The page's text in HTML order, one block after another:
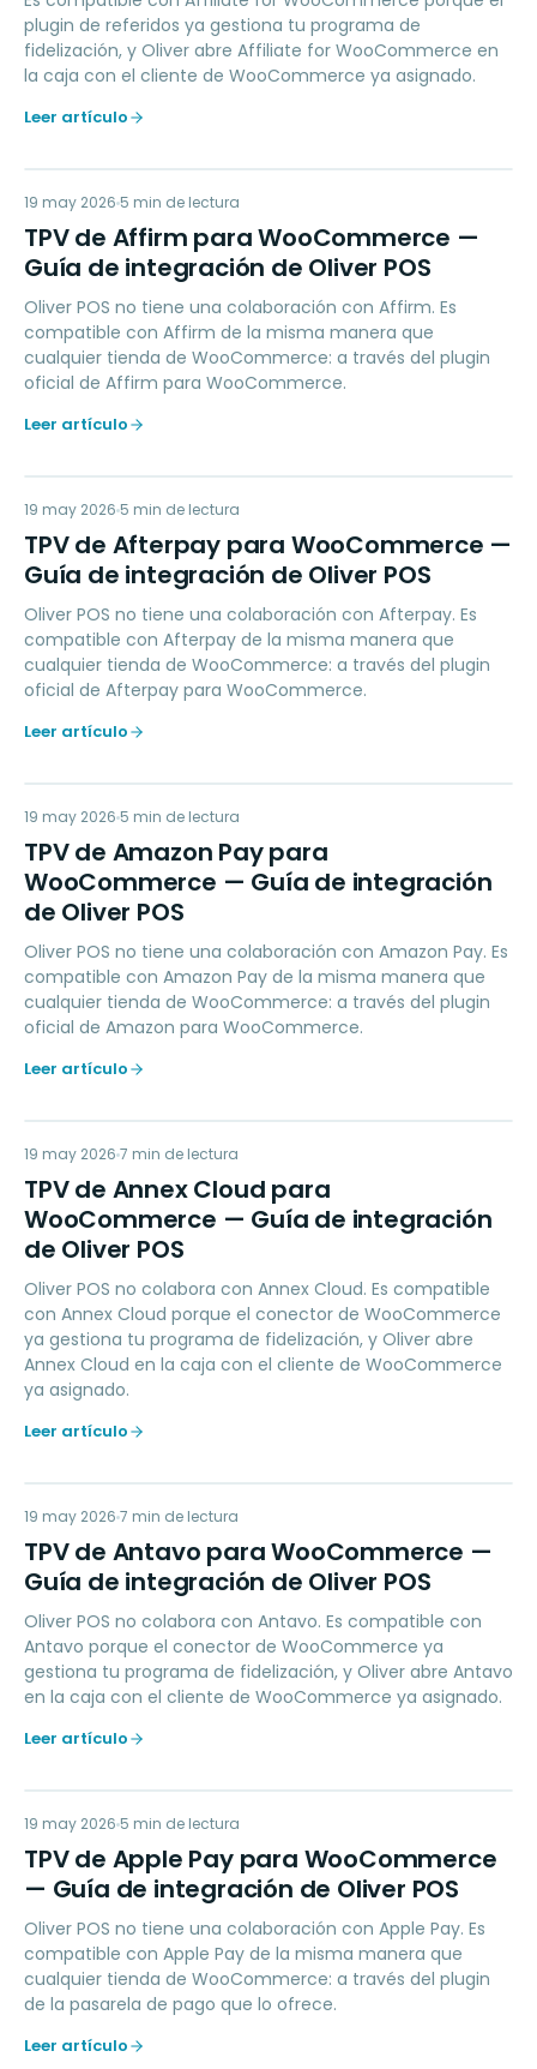
plugin de referidos ya gestiona tu programa de
fidelización, y Oliver abre Affiliate for WooCommerce en
la caja con el cliente de WooCommerce ya asignado.
Leer artículo
TD
PAYMENTS
19 may 2026 5 min de lectura
TPV de Affirm para WooCommerce —
Guía de integración de Oliver POS
Oliver POS no tiene una colaboración con Affirm. Es
compatible con Affirm de la misma manera que
cualquier tienda de WooCommerce: a través del plugin
oficial de Affirm para WooCommerce.
Leer artículo
TD
PAYMENTS
19 may 2026 5 min de lectura
TPV de Afterpay para WooCommerce —
Guía de integración de Oliver POS
Oliver POS no tiene una colaboración con Afterpay. Es
compatible con Afterpay de la misma manera que
cualquier tienda de WooCommerce: a través del plugin
oficial de Afterpay para WooCommerce.
Leer artículo
TD
PAYMENTS
19 may 2026 5 min de lectura
TPV de Amazon Pay para
WooCommerce — Guía de integración
de Oliver POS
Oliver POS no tiene una colaboración con Amazon Pay. Es
compatible con Amazon Pay de la misma manera que
cualquier tienda de WooCommerce: a través del plugin
oficial de Amazon para WooCommerce.
Leer artículo
TD
LOYALTY
19 may 2026 7 min de lectura
TPV de Annex Cloud para
WooCommerce — Guía de integración
de Oliver POS
Oliver POS no colabora con Annex Cloud. Es compatible
con Annex Cloud porque el conector de WooCommerce
ya gestiona tu programa de fidelización, y Oliver abre
Annex Cloud en la caja con el cliente de WooCommerce
ya asignado.
Leer artículo
TD
LOYALTY
19 may 2026 7 min de lectura
TPV de Antavo para WooCommerce —
Guía de integración de Oliver POS
Oliver POS no colabora con Antavo. Es compatible con
Antavo porque el conector de WooCommerce ya
gestiona tu programa de fidelización, y Oliver abre Antavo
en la caja con el cliente de WooCommerce ya asignado.
Leer artículo
TD
PAYMENTS
19 may 2026 5 min de lectura
TPV de Apple Pay para WooCommerce
— Guía de integración de Oliver POS
Oliver POS no tiene una colaboración con Apple Pay. Es
compatible con Apple Pay de la misma manera que
cualquier tienda de WooCommerce: a través del plugin
de la pasarela de pago que lo ofrece.
Leer artículo